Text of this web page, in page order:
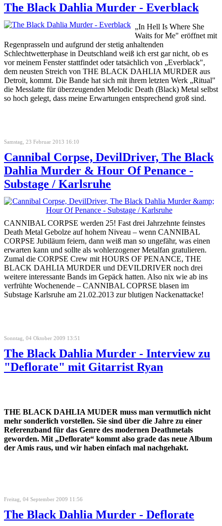
The Black Dahlia Murder - Everblack
„In Hell Is Where She
Waits for Me" eröffnet mit
Regenprasseln und aufgrund der stetig anhaltenden
Schlechtwetterphase in Deutschland weiß ich erst gar nicht, ob es
vor meinem Fenster stattfindet oder tatsächlich von „Everblack",
dem neusten Streich von THE BLACK DAHLIA MURDER aus
Detroit, kommt. Die Bande hat sich mit ihrem letzten Werk „Ritual"
die Messlatte für überzeugenden Melodic Death (Black) Metal selbst
so hoch gelegt, dass meine Erwartungen entsprechend groß sind.
Samstag, 23 Februar 2013 16:10
Cannibal Corpse, DevilDriver, The Black
Dahlia Murder & Hour Of Penance -
Substage / Karlsruhe
CANNIBAL CORPSE werden 25! Fast drei Jahrzehnte feinstes
Death Metal Gebolze auf hohem Niveau – wenn CANNIBAL
CORPSE Jubiläum feiern, dann weiß man so ungefähr, was einen
erwarten kann und sollte als wohlerzogener Metalfan gratulieren.
Zumal die CORPSE Crew mit HOURS OF PENANCE, THE
BLACK DAHLIA MURDER und DEVILDRIVER noch drei
weitere interessante Bands im Gepäck hatten. Also nix wie ab ins
verfrühte Wochenende – CANNIBAL COPRSE blasen im
Substage Karlsruhe am 21.02.2013 zur blutigen Nackenattacke!
Sonntag, 04 Oktober 2009 13:51
The Black Dahlia Murder - Interview zu
"Deflorate" mit Gitarrist Ryan
THE BLACK DAHLIA MUDER muss man vermutlich nicht
mehr sonderlich vorstellen. Sie sind über die Jahre zu einer
Referenzband für das Genre des modernen Deathmetals
geworden. Mit „Deflorate“ kommt also grade das neue Album
der Amis raus, und wir haben einfach mal nachgehakt.
Freitag, 04 September 2009 11:56
The Black Dahlia Murder - Deflorate